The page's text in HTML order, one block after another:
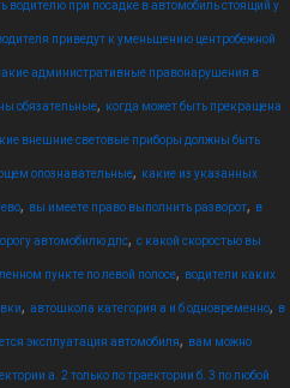
водителю при посадке в автомобиль стоящий у
приведут к уменьшению центробежной
административные правонарушения в
обязательные, когда может быть прекращена
внешние световые приборы должны быть
опознавательные, какие из указанных
, вы имеете право выполнить разворот, в
автомобилю дпс, с какой скоростью вы
пункте по левой полосе, водители каких
, автошкола категория а и б одновременно, в
эксплуатация автомобиля, вам можно
а. 2 только по траектории б. 3 по любой